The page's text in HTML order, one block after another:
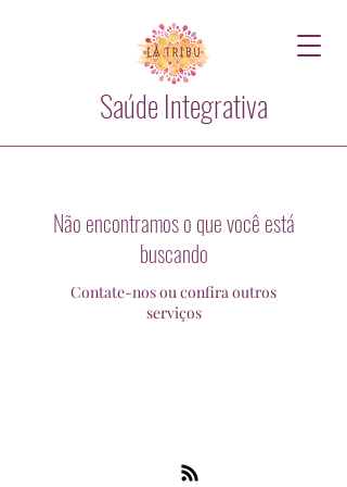
Saúde Integrativa
Não encontramos o que você está
buscando
Contate-nos ou confira outros
serviços